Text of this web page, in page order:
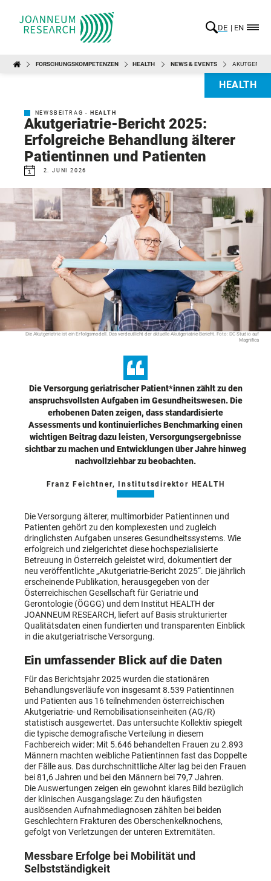
DE EN
FORSCHUNGSKOMPETENZEN HEALTH NEWS & EVENTS
HEALTH
NEWSBEITRAG - HEALTH
Akutgeriatrie-Bericht 2025:
Erfolgreiche Behandlung älterer
Patientinnen und Patienten
2. JUNI 2026
Die Akutgeriatrie ist ein Erfolgsmodell. Das verdeutlicht der aktuelle Akutgeriatrie-Bericht. Foto: DC Studio auf
Magnifica
Die Versorgung geriatrischer Patient*innen zählt zu den
anspruchsvollsten Aufgaben im Gesundheitswesen. Die
erhobenen Daten zeigen, dass standardisierte
Assessments und kontinuierliches Benchmarking einen
wichtigen Beitrag dazu leisten, Versorgungsergebnisse
sichtbar zu machen und Entwicklungen über Jahre hinweg
nachvollziehbar zu beobachten.
Franz Feichtner, Institutsdirektor HEALTH
Die Versorgung älterer, multimorbider Patientinnen und
Patienten gehört zu den komplexesten und zugleich
dringlichsten Aufgaben unseres Gesundheitssystems. Wie
erfolgreich und zielgerichtet diese hochspezialisierte
Betreuung in Österreich geleistet wird, dokumentiert der
neu veröffentlichte „Akutgeriatrie-Bericht 2025“. Die jährlich
erscheinende Publikation, herausgegeben von der
Österreichischen Gesellschaft für Geriatrie und
Gerontologie (ÖGGG) und dem Institut HEALTH der
JOANNEUM RESEARCH, liefert auf Basis strukturierter
Qualitätsdaten einen fundierten und transparenten Einblick
in die akutgeriatrische Versorgung.
Ein umfassender Blick auf die Daten
Für das Berichtsjahr 2025 wurden die stationären
Behandlungsverläufe von insgesamt 8.539 Patientinnen
und Patienten aus 16 teilnehmenden österreichischen
Akutgeriatrie- und Remobilisationseinheiten (AG/R)
statistisch ausgewertet. Das untersuchte Kollektiv spiegelt
die typische demografische Verteilung in diesem
Fachbereich wider: Mit 5.646 behandelten Frauen zu 2.893
Männern machten weibliche Patientinnen fast das Doppelte
der Fälle aus. Das durchschnittliche Alter lag bei den Frauen
bei 81,6 Jahren und bei den Männern bei 79,7 Jahren.
Die Auswertungen zeigen ein gewohnt klares Bild bezüglich
der klinischen Ausgangslage: Zu den häufigsten
auslösenden Aufnahmediagnosen zählten bei beiden
Geschlechtern Frakturen des Oberschenkelknochens,
gefolgt von Verletzungen der unteren Extremitäten.
Messbare Erfolge bei Mobilität und
Selbstständigkeit